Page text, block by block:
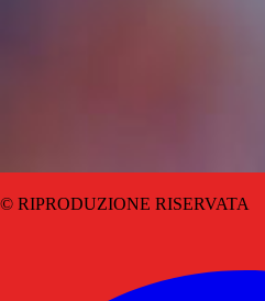
© RIPRODUZIONE RISERVATA